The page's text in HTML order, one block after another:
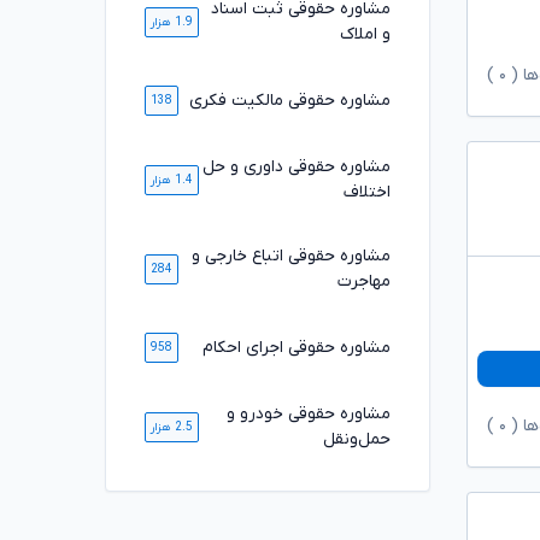
( ۰
( ۰
مشاوره حقوقی ثبت اسناد
و املاک
1.9 هزار
مشاوره حقوقی مالکیت فکری 138
مشاوره حقوقی داوری و حل
اختلاف
1.4 هزار
مشاوره حقوقی اتباع خارجی و
مهاجرت
284
مشاوره حقوقی اجرای احکام 958
مشاوره حقوقی خودرو و
حمل‌ونقل
2.5 هزار